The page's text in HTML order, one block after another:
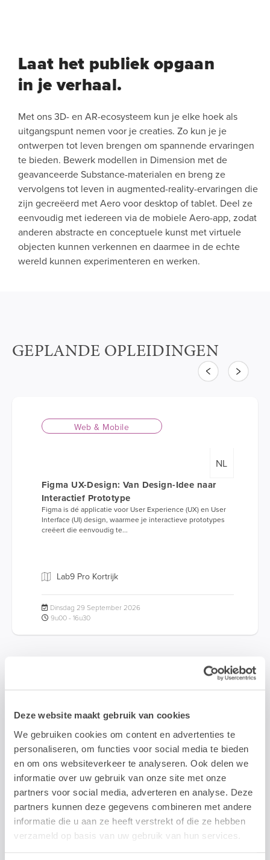
Deze website maakt gebruik van cookies
We gebruiken cookies om content en advertenties te
personaliseren, om functies voor social media te bieden
en om ons websiteverkeer te analyseren. Ook delen we
informatie over uw gebruik van onze site met onze
partners voor social media, adverteren en analyse. Deze
partners kunnen deze gegevens combineren met andere
informatie die u aan ze heeft verstrekt of die ze hebben
verzameld op basis van uw gebruik van hun services.
Laat het publiek opgaan
in je verhaal.
Met ons 3D- en AR-ecosysteem kun je elke hoek als
uitgangspunt nemen voor je creaties. Zo kun je je
ontwerpen tot leven brengen om spannende ervaringen
te bieden. Bewerk modellen in Dimension met de
geavanceerde Substance-materialen en breng ze
vervolgens tot leven in augmented-reality-ervaringen die
zijn gecreëerd met Aero voor desktop of tablet. Deel ze
eenvoudig met iedereen via de mobiele Aero-app, zodat
anderen abstracte en conceptuele kunst met virtuele
objecten kunnen verkennen en daarmee in de echte
wereld kunnen experimenteren en werken.
GEPLANDE OPLEIDINGEN
Vorige Volgende
Web & Mobile
NL
Figma UX-Design: Van Design-Idee naar
Interactief Prototype
Figma is dé applicatie voor User Experience (UX) en User
Interface (UI) design, waarmee je interactieve prototypes
creëert die eenvoudig te...
Lab9 Pro Kortrijk
Dinsdag 29 September 2026
9u00 - 16u30
Web & Mobile
NL
Figma UX-Design: Van Design-Idee naar
Interactief Prototype
Figma is dé applicatie voor User Experience (UX) en User
Interface (UI) design, waarmee je interactieve prototypes
creëert die eenvoudig te...